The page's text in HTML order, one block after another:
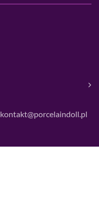
kontakt@porcelaindoll.pl